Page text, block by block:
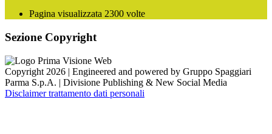
Pagina visualizzata 2300 volte
Sezione Copyright
Copyright 2026 | Engineered and powered by Gruppo Spaggiari
Parma S.p.A. | Divisione Publishing & New Social Media
Disclaimer trattamento dati personali